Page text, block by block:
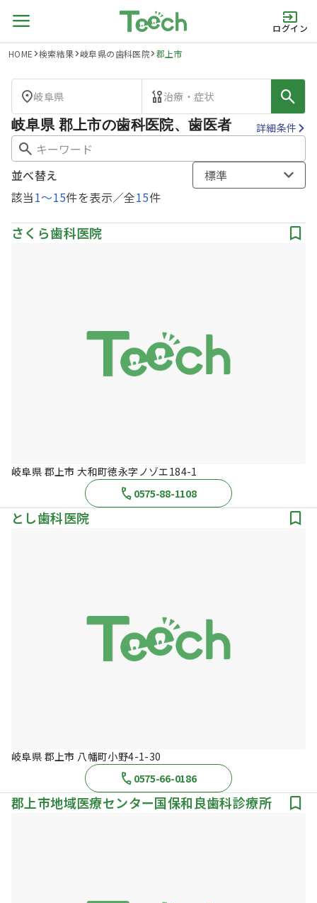
ログイン
HOME 検索結果 岐阜県の歯科医院 郡上市
岐阜県 治療・症状
岐阜県 郡上市の歯科医院、歯医者 詳細条件
該当1〜15件を表示／全15件
並べ替え 標準
さくら歯科医院
岐阜県 郡上市 大和町徳永字ノゾエ184-1
0575-88-1108
とし歯科医院
岐阜県 郡上市 八幡町小野4-1-30
0575-66-0186
郡上市地域医療センター国保和良歯科診療所